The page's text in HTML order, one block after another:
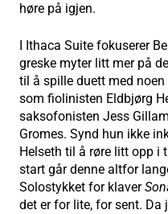
høre på igjen.
I Ithaca Suite fokuserer
greske myter litt mer på
til å spille duett med
som fiolinisten Eldbjørg
saksofonisten Jess
Gromes. Synd hun ikke
Helseth til å røre litt opp i
start går denne altfor
Solostykket for klaver
det er for lite, for sent.